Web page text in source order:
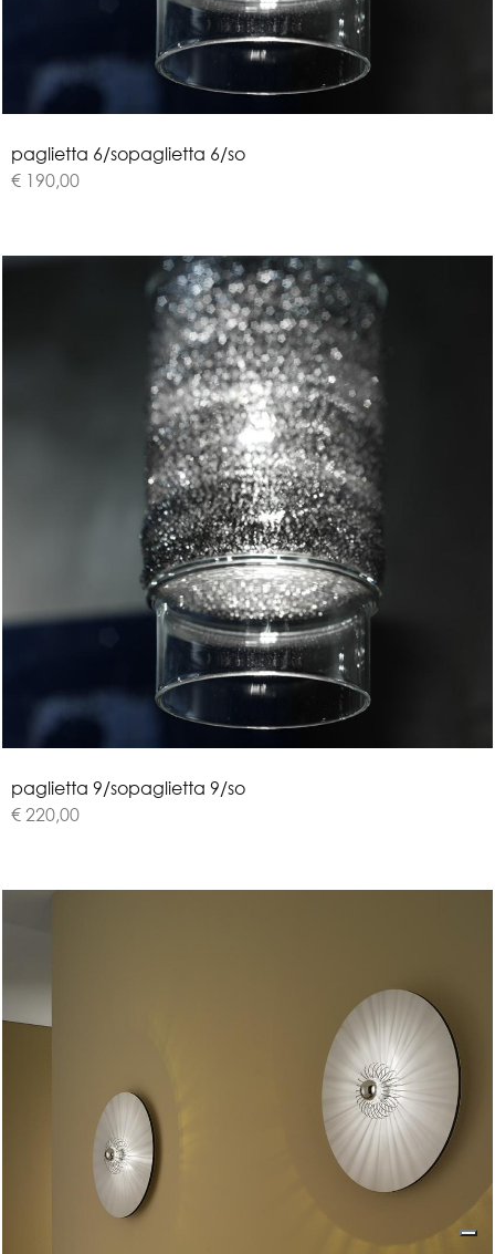
paglietta 6/sopaglietta 6/so
€ 190,00
paglietta 9/sopaglietta 9/so
€ 220,00